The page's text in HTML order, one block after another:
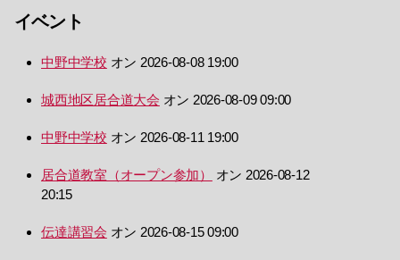
イベント
中野中学校 オン 2026-08-08 19:00
城西地区居合道大会 オン 2026-08-09 09:00
中野中学校 オン 2026-08-11 19:00
居合道教室（オープン参加）
オン 2026-08-12
20:15
伝達講習会 オン 2026-08-15 09:00